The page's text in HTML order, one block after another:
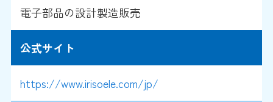
電子部品の設計製造販売
公式サイト
https://www.irisoele.com/jp/